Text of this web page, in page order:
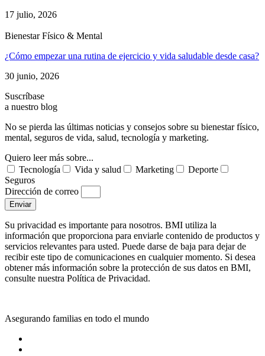
17 julio, 2026
Bienestar Físico & Mental
¿Cómo empezar una rutina de ejercicio y vida saludable desde casa?
30 junio, 2026
Suscríbase
a nuestro blog
No se pierda las últimas noticias y consejos sobre su bienestar físico,
mental, seguros de vida, salud, tecnología y marketing.
Quiero leer más sobre...
Tecnología
Vida y salud Marketing
Deporte
Seguros
Dirección de correo
Enviar
Su privacidad es importante para nosotros. BMI utiliza la
información que proporciona para enviarle contenido de productos y
servicios relevantes para usted. Puede darse de baja para dejar de
recibir este tipo de comunicaciones en cualquier momento. Si desea
obtener más información sobre la protección de sus datos en BMI,
consulte nuestra Política de Privacidad.
Asegurando familias en todo el mundo